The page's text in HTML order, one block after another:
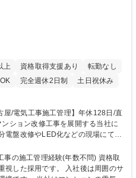
上 資格取得支援あり
転勤なし
完全週休2日制
土日祝休み
電盤改修やLED化などの現場にて、
指示出し、管理員や居住者様との
》■マンションの分電盤改修・LED
事の施工管理経験(年数不問) 資格取
視した採用です。 入社後は周囲のサ